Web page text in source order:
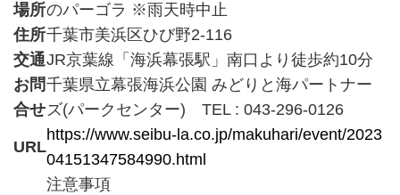
場所のパーゴラ ※雨天時中止
住所千葉市美浜区ひび野2-116
交通JR京葉線「海浜幕張駅」南口より徒歩約10分
お問
合せ
千葉県立幕張海浜公園 みどりと海パートナー
ズ(パークセンター) TEL : 043-296-0126
URL
https://www.seibu-la.co.jp/makuhari/event/2023
04151347584990.html
注意事項